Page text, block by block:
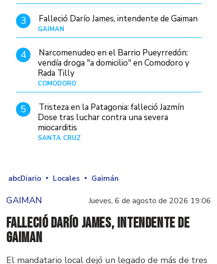
3 Falleció Darío James, intendente de Gaiman
GAIMAN
4
Narcomenudeo en el Barrio Pueyrredón:
vendía droga "a domicilio" en Comodoro y
Rada Tilly
COMODORO
5
Tristeza en la Patagonia: falleció Jazmín
Dose tras luchar contra una severa
miocarditis
SANTA CRUZ
abcDiario Locales Gaimán
GAIMAN Jueves, 6 de agosto de 2026 19:06
Falleció Darío James, intendente de
Gaiman
El mandatario local dejó un legado de más de tres